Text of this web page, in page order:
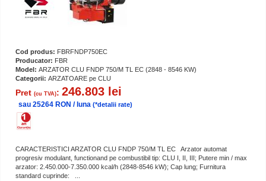
Cod produs: FBRFNDP750EC
Producator: FBR
Model: ARZATOR CLU FNDP 750/M TL EC (2848 - 8546 KW)
Categorii: ARZATOARE pe CLU
Pret (cu TVA): 246.803 lei
sau 25264 RON / luna (*detalii rate)
CARACTERISTICI ARZATOR CLU FNDP 750/M TL EC Arzator automat
progresiv modulant, functionand pe combustibil tip: CLU I, II, III; Putere min / max
arzator: 2.450.000-7.350.000 kcal/h (2848-8546 kW); Cap lung; Furnitura
standard cuprinde: ...